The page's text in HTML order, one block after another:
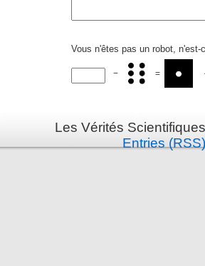
Vous n'êtes pas un robot, n'est-
− =
Les Vérités
Entries (RSS)